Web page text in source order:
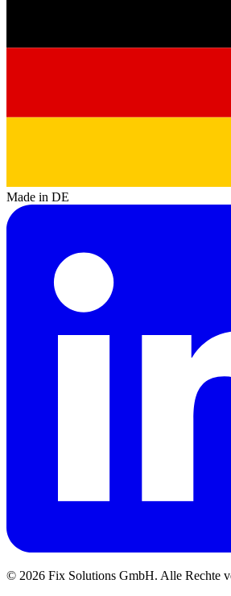
Made in DE
© 2026 Fix Solutions GmbH. Alle Rechte